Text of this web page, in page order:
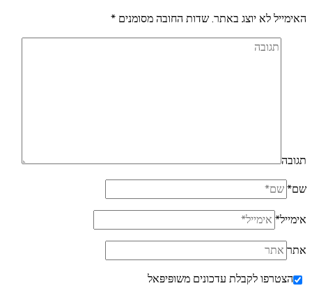
האימייל לא יוצג באתר.שדות החובה מסומנים *
תגובה
שם*
אימייל*
אתר
הצטרפו לקבלת עדכונים משופּיפּאל